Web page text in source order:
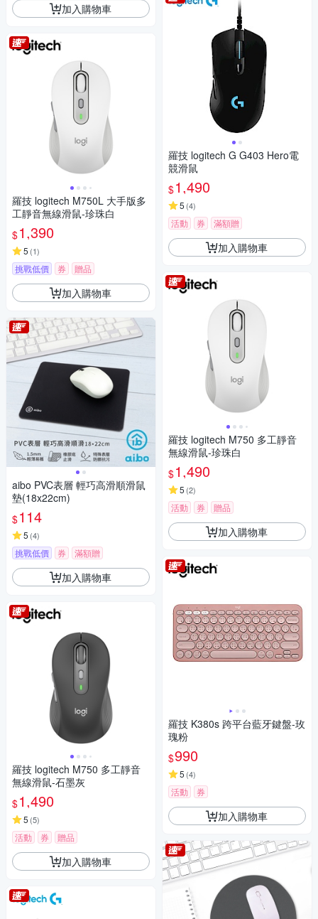
加入購物車
羅技 logitech M750L 大手版多
工靜音無線滑鼠-珍珠白
$1,390
5 (1)
挑戰低價 券
贈品
滿額贈
加入購物車
aibo PVC表層 輕巧高滑順滑鼠
墊(18x22cm)
$114
5 (4)
挑戰低價 券 滿額贈
加入購物車
羅技 logitech M750 多工靜音
無線滑鼠-石墨灰
$1,490
5 (5)
活動 券 贈品
加入購物車
羅技 logitech G G403 Hero電
競滑鼠
$1,490
5 (4)
活動 券 滿額贈
加入購物車
羅技 logitech M750 多工靜音
無線滑鼠-珍珠白
$1,490
5 (2)
活動 券 贈品
加入購物車
羅技 K380s 跨平台藍牙鍵盤-玫
瑰粉
$990
5 (4)
活動 券
加入購物車